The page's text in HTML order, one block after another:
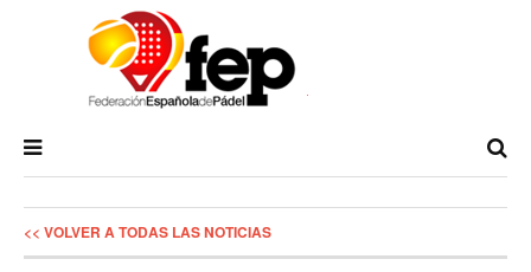
<< VOLVER A TODAS LAS NOTICIAS